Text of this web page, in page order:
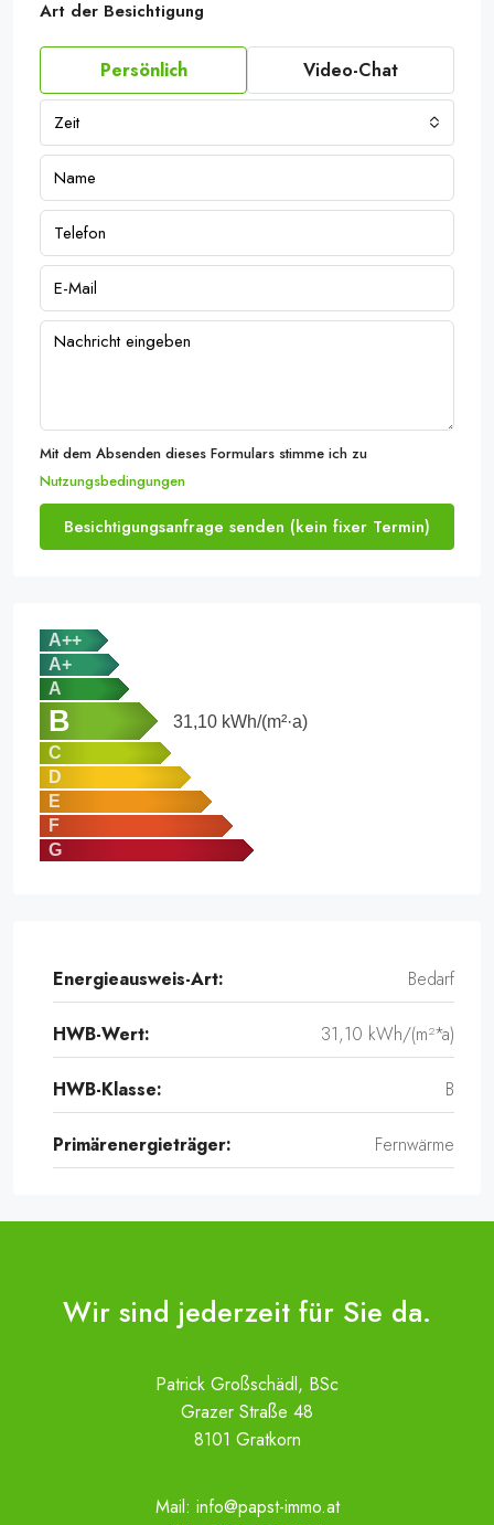
Art der Besichtigung
Persönlich Video-Chat
Zeit
Mit dem Absenden dieses Formulars stimme ich zu
Nutzungsbedingungen
Besichtigungsanfrage senden (kein fixer Termin)
A++
A+
A
B 31,10 kWh/(m²·a)
C
D
E
F
G
Energieausweis-Art: Bedarf
HWB-Wert: 31,10 kWh/(m²*a)
HWB-Klasse: B
Primärenergieträger: Fernwärme
Wir sind jederzeit für Sie da.
Patrick Großschädl, BSc
Grazer Straße 48
8101 Gratkorn
Mail: info@papst-immo.at